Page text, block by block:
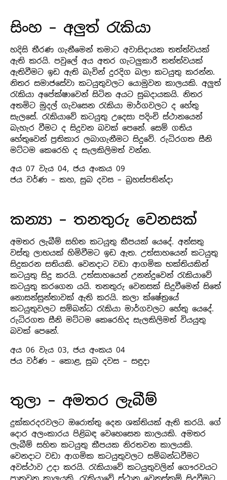
සිංහ – අලුත් රැකියා
හදිසි තීරණ ගැනීමෙන් තමාට අවාසිදායක තත්ත්වයක්
ඇති කරයි. පවුලේ අය අතර ගැටලුකාරී තත්ත්වයක්
ඇතිවීමට ඉඩ ඇති බැවින් දුරදිග බලා කටයුතු කරන්න.
නිතර සමාජසේවා කටයුතුවලට යොමුවන කාලයකි. අලුත්
රැකියා අපේක්ෂාවෙන් සිටින අයට සුබදායකයි. නිතර
අතමිට මුදල් ගැවසෙන රැකියා මාර්ගවලට ද හේතු
සැලසේ. රැකියාවේ කටයුතු උදෙසා පදිංචි ස්ථානයෙන්
බැහැර වීමට ද සිදුවන බවක් පෙනේ. සෙම් ගතිය
හේතුවෙන් ප්‍රතිකාර ලබාගැනීමට සිදුවේ. රුධිරගත සීනි
මට්ටම කෙරෙහි ද සැලකිලිමත් වන්න.
අය 07 වැය 04, ජය අංකය 09
ජය වර්ණ – කහ, සුබ දවස – බ්‍රහස්පතින්දා
කන්‍යා – තනතුරු වෙනසක්
අමතර ලැබීම් සහිත කටයුතු කීපයක් යෙදේ. අන්සතු
වස්තු ලාභයක් හිමිවීමට ඉඩ ඇත. උත්සාහයෙන් කටයුතු
සිදුකරන සතියකි. වෙනදාට වඩා ආගමික භක්තියකින්
කටයුතු සිදු කරයි. උත්සාහයෙන් උනන්දුවෙන් රැකියාවේ
කටයුතු කරගෙන යයි. තනතුරු වෙනසක් සිදුවීමෙන් සිතේ
නොසන්සුන්තාවක් ඇති කරයි. කලා ක්ෂේත්‍රයේ
කටයුතුවලට සම්බන්ධ රැකියා මාර්ගවලට හේතු යෙදේ.
රුධිරගත සීනි මට්ටම කෙරෙහිද සැලකිලිමත් වියයුතු
බවක් පෙනේ.
අය 06 වැය 03, ජය අංකය 04
ජය වර්ණ – කොළ, සුබ දවස – සඳුදා
තුලා – අමතර ලැබීම්
දුක්කරදරවලට ඔරොත්තු දෙන ශක්තියක් ඇති කරයි. ගේ
දොර අලංකාරය පිළිබඳ වෙහෙසෙන කාලයකි. අමතර
ලැබීම් සහිත කටයුතු කීපයක නිරතවන කාලයකි.
වෙනදාට වඩා ආගමික කටයුතුවලට සම්බන්ධවීමට
අවස්ථාව උදා කරයි. රැකියාවේ කටයුතුවලින් ගෞරවයට